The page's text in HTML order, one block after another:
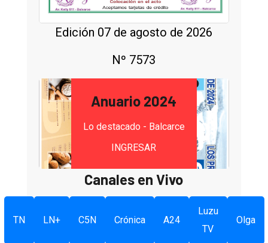
Edición 07 de agosto de 2026
Nº 7573
Anuario 2024
Lo destacado - Balcarce
INGRESAR
Canales en Vivo
TN LN+ C5N Crónica A24
Luzu
TV
Olga